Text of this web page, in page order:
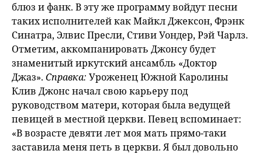
блюз и фанк. В эту же программу войдут песни
таких исполнителей как Майкл Джексон, Фрэнк
Синатра, Элвис Пресли, Стиви Уондер, Рэй Чарлз.
Отметим, аккомпанировать Джонсу будет
знаменитый иркутский ансамбль «Доктор
Джаз». Справка: Уроженец Южной Каролины
Клив Джонс начал свою карьеру под
руководством матери, которая была ведущей
певицей в местной церкви. Певец вспоминает:
«В возрасте девяти лет моя мать прямо-таки
заставила меня петь в церкви. Я был довольно